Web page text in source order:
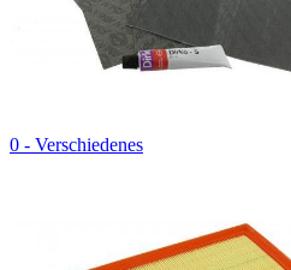
0 - Verschiedenes